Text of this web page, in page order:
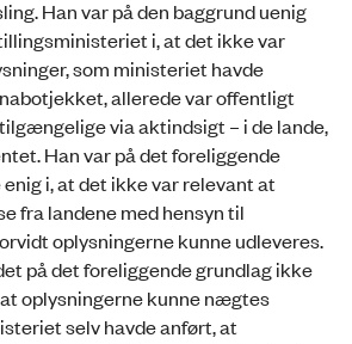
Han var på den baggrund uenig
i, at det ikke var
som ministeriet havde
allerede var offentligt
via aktindsigt – i de lande,
Han var på det foreliggende
i, at det ikke var relevant at
fra landene med hensyn til
oplysningerne kunne udleveres.
på det foreliggende grundlag ikke
oplysningerne kunne nægtes
selv havde anført, at